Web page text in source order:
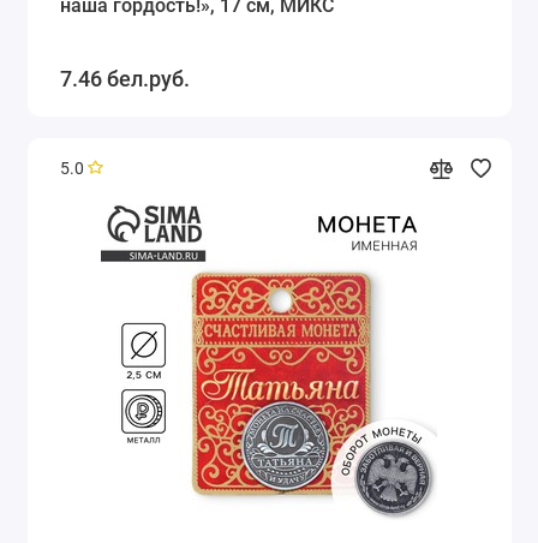
наша гордость!», 17 см, МИКС
7.46 бел.руб.
5.0